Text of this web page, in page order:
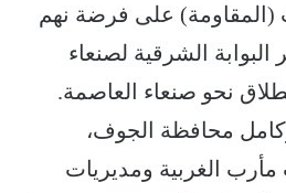
على فرضة نهم
البوابة الشرقية لصنعاء
نحو صنعاء العاصمة.
محافظة الجوف،
الغربية ومديريات